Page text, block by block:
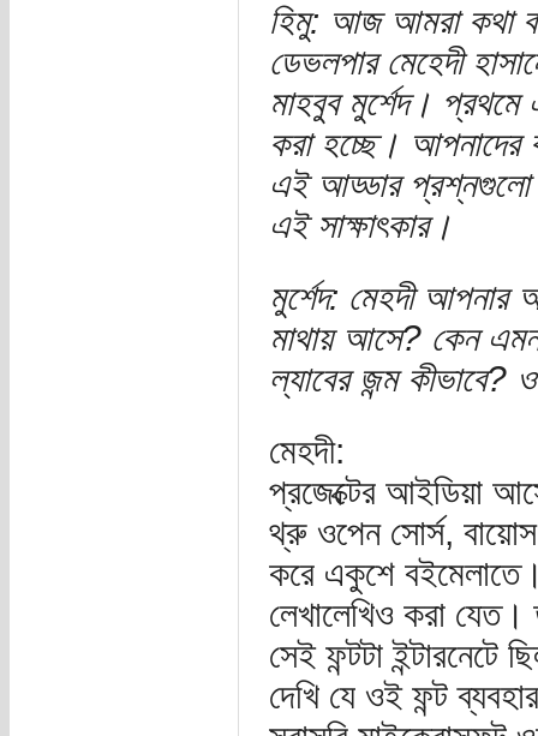
হিমু: আজ আমরা কথা
ডেভলপার মেহেদী
মাহবুব মুর্শেদ।
করা হচ্ছে।
এই আড্ডার প্রশ্নগুলো
এই সাক্ষাৎকার।
মুর্শেদ: মেহদী আপনার
মাথায় আসে? কেন
ল্যাবের জন্ম কীভাবে?
মেহদী:
প্রজেক্টের আইডিয়া
থ্রু ওপেন সোর্স, বায়োস
করে একুশে বইমেলাতে।
লেখালেখিও করা যেত।
সেই ফন্টটা
দেখি যে ওই ফন্ট